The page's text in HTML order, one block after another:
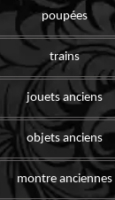
poupées
trains
jouets anciens
objets anciens
montre anciennes